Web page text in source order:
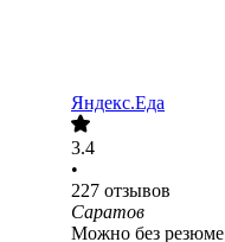
Яндекс.Еда
3.4
•
227 отзывов
Саратов
Можно без резюме